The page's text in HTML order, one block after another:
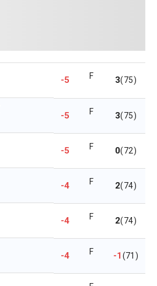
-5 F 3(75)
-5 F 3(75)
-5 F 0(72)
-4 F 2(74)
-4 F 2(74)
-4 F -1(71)